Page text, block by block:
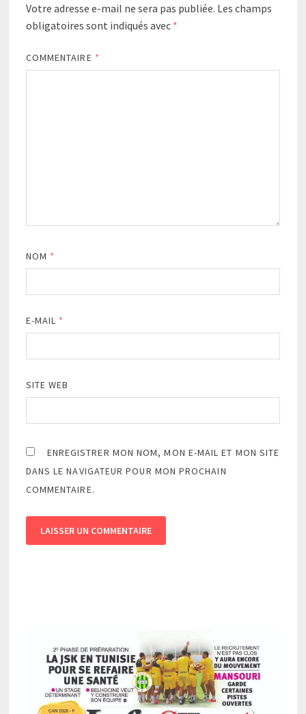
Votre adresse e-mail ne sera pas publiée. Les champs
obligatoires sont indiqués avec *
COMMENTAIRE *
NOM *
E-MAIL *
SITE WEB
ENREGISTRER MON NOM, MON E-MAIL ET MON SITE
DANS LE NAVIGATEUR POUR MON PROCHAIN
COMMENTAIRE.